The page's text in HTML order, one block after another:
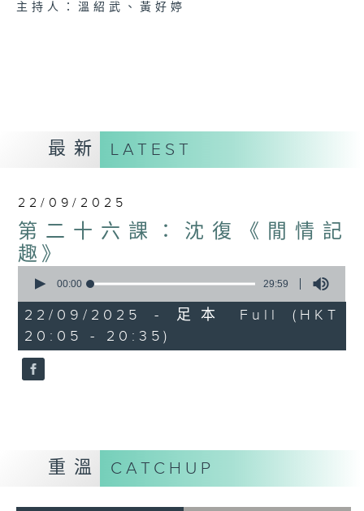
主持人：溫紹武、黃好婷
最新 LATEST
22/09/2025
第二十六課：沈復《閒情記
趣》
seconds
29
minutes,
59
seconds
00:00 29:59
22/09/2025 - 足本 Full (HKT
20:05 - 20:35)
重溫 CATCHUP